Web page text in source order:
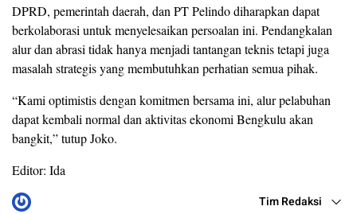
DPRD, pemerintah daerah, dan PT Pelindo diharapkan dapat
berkolaborasi untuk menyelesaikan persoalan ini. Pendangkalan
alur dan abrasi tidak hanya menjadi tantangan teknis tetapi juga
masalah strategis yang membutuhkan perhatian semua pihak.
“Kami optimistis dengan komitmen bersama ini, alur pelabuhan
dapat kembali normal dan aktivitas ekonomi Bengkulu akan
bangkit,” tutup Joko.
Editor: Ida
Tim Redaksi